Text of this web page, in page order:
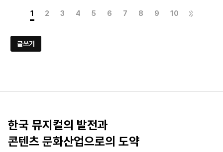
1 2 3 4 5 6 7 8 9 10
글쓰기
한국 뮤지컬의 발전과
콘텐츠 문화산업으로의 도약